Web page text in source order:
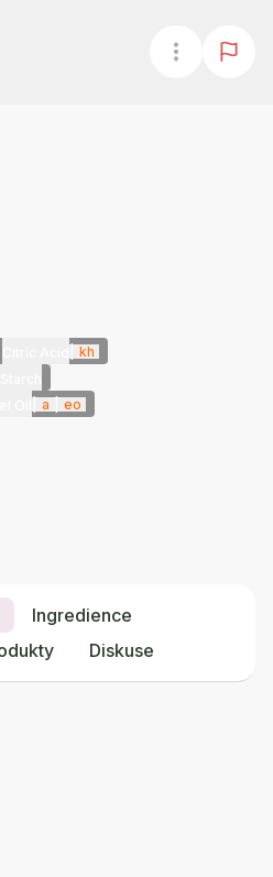
kh
a eo
Ingredience
Diskuse